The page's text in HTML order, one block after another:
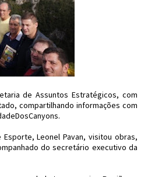
de Assuntos Estratégicos, com
compartilhando informações com
Leonel Pavan, visitou obras,
do secretário executivo da